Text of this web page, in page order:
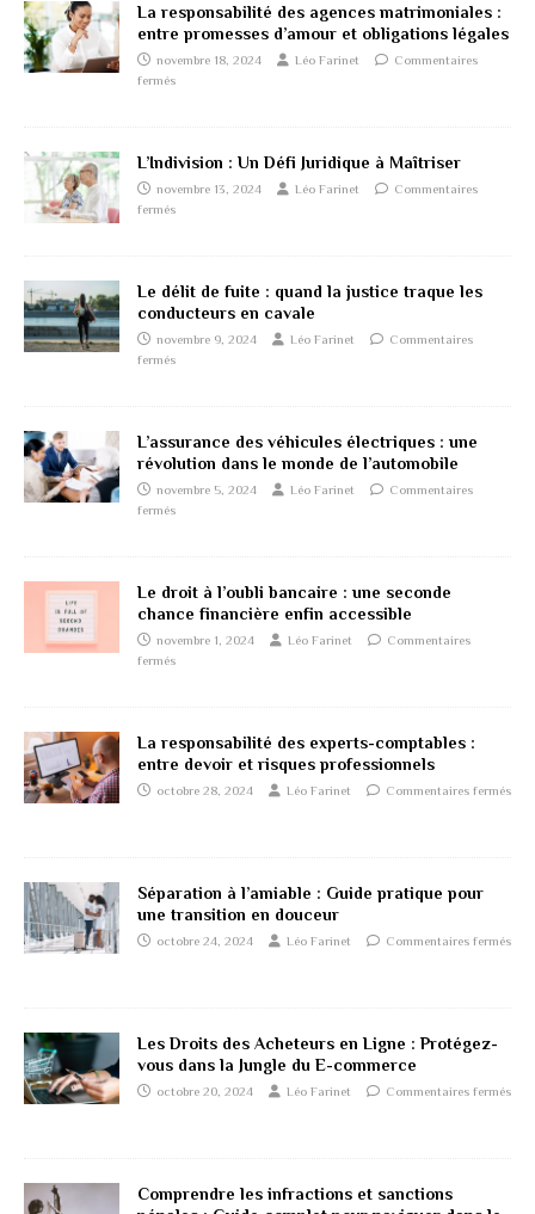
La responsabilité des agences matrimoniales :
entre promesses d’amour et obligations légales
novembre 18, 2024 Léo Farinet
Commentaires
fermés
L’Indivision : Un Défi Juridique à Maîtriser
novembre 13, 2024 Léo Farinet
Commentaires
fermés
Le délit de fuite : quand la justice traque les
conducteurs en cavale
novembre 9, 2024 Léo Farinet
Commentaires
fermés
L’assurance des véhicules électriques : une
révolution dans le monde de l’automobile
novembre 5, 2024 Léo Farinet
Commentaires
fermés
Le droit à l’oubli bancaire : une seconde
chance financière enfin accessible
novembre 1, 2024 Léo Farinet
Commentaires
fermés
La responsabilité des experts-comptables :
entre devoir et risques professionnels
octobre 28, 2024 Léo Farinet Commentaires fermés
Séparation à l’amiable : Guide pratique pour
une transition en douceur
octobre 24, 2024 Léo Farinet Commentaires fermés
Les Droits des Acheteurs en Ligne : Protégez-
vous dans la Jungle du E-commerce
octobre 20, 2024 Léo Farinet Commentaires fermés
Comprendre les infractions et sanctions